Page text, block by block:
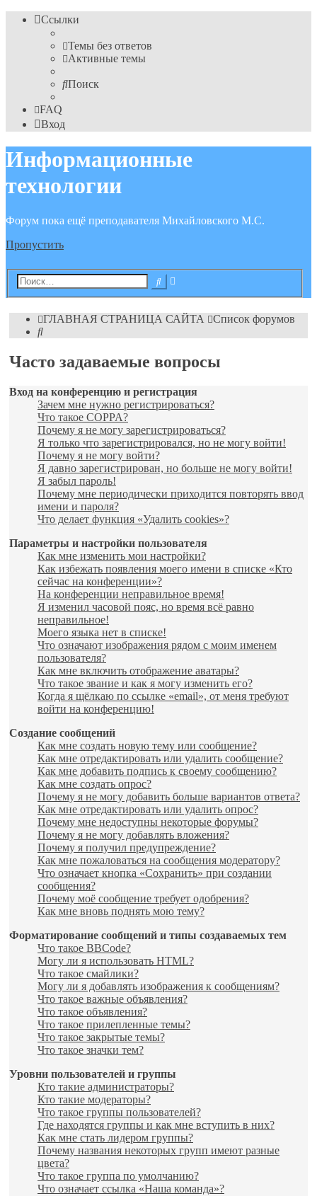
Ссылки
Темы без ответов
Активные темы
Поиск
FAQ
Вход
Информационные
технологии
Форум пока ещё преподавателя Михайловского М.С.
Пропустить
Поиск
ГЛАВНАЯ СТРАНИЦА САЙТА
Список форумов
Поиск
Часто задаваемые вопросы
Вход на конференцию и регистрация
Зачем мне нужно регистрироваться?
Что такое COPPA?
Почему я не могу зарегистрироваться?
Я только что зарегистрировался, но не могу войти!
Почему я не могу войти?
Я давно зарегистрирован, но больше не могу войти!
Я забыл пароль!
Почему мне периодически приходится повторять ввод
имени и пароля?
Что делает функция «Удалить cookies»?
Параметры и настройки пользователя
Как мне изменить мои настройки?
Как избежать появления моего имени в списке «Кто
сейчас на конференции»?
На конференции неправильное время!
Я изменил часовой пояс, но время всё равно
неправильное!
Моего языка нет в списке!
Что означают изображения рядом с моим именем
пользователя?
Как мне включить отображение аватары?
Что такое звание и как я могу изменить его?
Когда я щёлкаю по ссылке «email», от меня требуют
войти на конференцию!
Создание сообщений
Как мне создать новую тему или сообщение?
Как мне отредактировать или удалить сообщение?
Как мне добавить подпись к своему сообщению?
Как мне создать опрос?
Почему я не могу добавить больше вариантов ответа?
Как мне отредактировать или удалить опрос?
Почему мне недоступны некоторые форумы?
Почему я не могу добавлять вложения?
Почему я получил предупреждение?
Как мне пожаловаться на сообщения модератору?
Что означает кнопка «Сохранить» при создании
сообщения?
Почему моё сообщение требует одобрения?
Как мне вновь поднять мою тему?
Форматирование сообщений и типы создаваемых тем
Что такое BBCode?
Могу ли я использовать HTML?
Что такое смайлики?
Могу ли я добавлять изображения к сообщениям?
Что такое важные объявления?
Что такое объявления?
Что такое прилепленные темы?
Что такое закрытые темы?
Что такое значки тем?
Уровни пользователей и группы
Кто такие администраторы?
Кто такие модераторы?
Что такое группы пользователей?
Где находятся группы и как мне вступить в них?
Как мне стать лидером группы?
Почему названия некоторых групп имеют разные
цвета?
Что такое группа по умолчанию?
Что означает ссылка «Наша команда»?